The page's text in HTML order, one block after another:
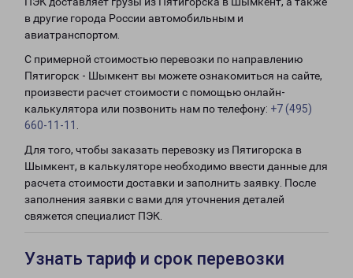
в другие города России автомобильным и
авиатранспортом.
С примерной стоимостью перевозки по направлению
Пятигорск - Шымкент вы можете ознакомиться на сайте,
произвести расчет стоимости с помощью онлайн-
калькулятора или позвонить нам по телефону: +7 (495)
660-11-11
Для того, чтобы заказать перевозку из Пятигорска в
Шымкент, в калькуляторе необходимо ввести данные для
расчета стоимости доставки и заполнить заявку. После
заполнения заявки с вами для уточнения деталей
свяжется специалист ПЭК.
Узнать тариф и срок перевозки